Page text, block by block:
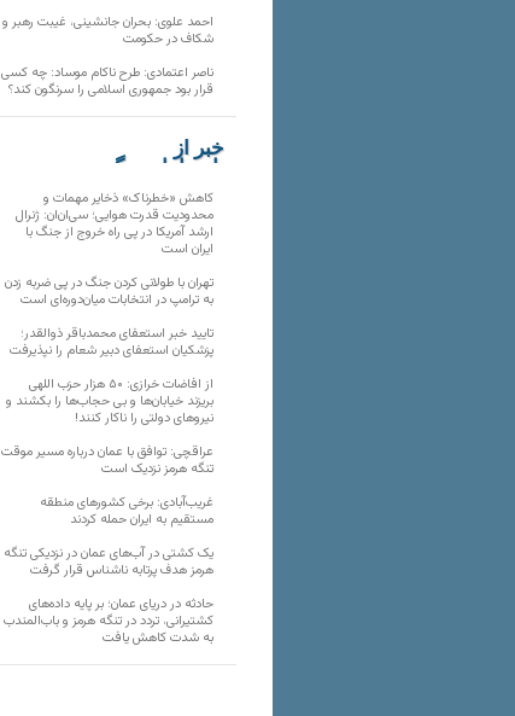
احمد علوی: بحران جانشینی، غیبت رهبر و
شکاف در حکومت
ناصر اعتمادی: طرح ناکام موساد: چه کسی
قرار بود جمهوری اسلامی را سرنگون کند؟
خبر از
تارنماهای دیگر
کاهش «خطرناک» ذخایر مهمات و
محدودیت قدرت هوایی؛ سی‌ان‌ان: ژنرال
ارشد آمریکا در پی راه خروج از جنگ با
ایران است
تهران با طولانی کردن جنگ در پی ضربه زدن
به ترامپ در انتخابات میان‌دوره‌ای است
تایید خبر استعفای محمدباقر ذوالقدر؛
پزشکیان استعفای دبیر شعام را نپذیرفت
از افاضات خرازی: ۵۰ هزار حزب اللهی
بریزند خیابان‌ها و بی حجاب‌ها را بکشند و
نیرو‌های دولتی را ناکار کنند!
عراقچی: توافق با عمان درباره مسیر موقت
تنگه هرمز نزدیک است
غریب‌آبادی: برخی کشورهای منطقه
مستقیم به ایران حمله کردند
یک کشتی در آب‌های عمان در نزدیکی تنگه
هرمز هدف پرتابه ناشناس قرار گرفت
حادثه در دریای عمان؛ بر پایه داده‌های
کشتیرانی، تردد در تنگه هرمز و باب‌المندب
به شدت کاهش یافت